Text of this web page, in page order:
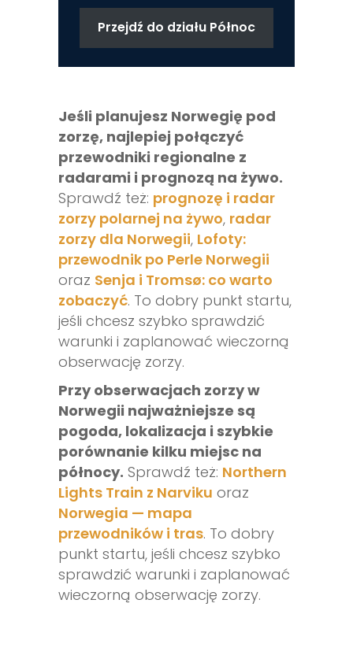
Przejdź do działu Północ
Jeśli planujesz Norwegię pod
zorzę, najlepiej połączyć
przewodniki regionalne z
radarami i prognozą na żywo.
Sprawdź też: prognozę i radar
zorzy polarnej na żywo, radar
zorzy dla Norwegii, Lofoty:
przewodnik po Perle Norwegii
oraz Senja i Tromsø: co warto
zobaczyć. To dobry punkt startu,
jeśli chcesz szybko sprawdzić
warunki i zaplanować wieczorną
obserwację zorzy.
Przy obserwacjach zorzy w
Norwegii najważniejsze są
pogoda, lokalizacja i szybkie
porównanie kilku miejsc na
północy. Sprawdź też: Northern
Lights Train z Narviku oraz
Norwegia — mapa
przewodników i tras. To dobry
punkt startu, jeśli chcesz szybko
sprawdzić warunki i zaplanować
wieczorną obserwację zorzy.